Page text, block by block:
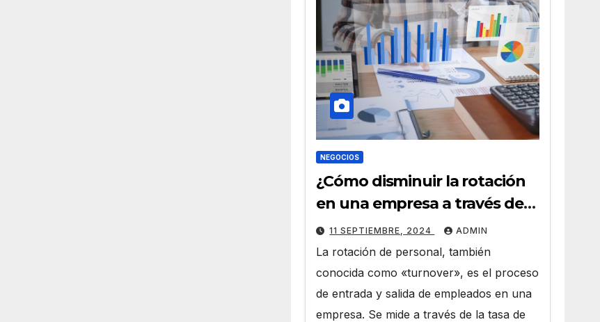
NEGOCIOS
¿Cómo disminuir la rotación
en una empresa a través de
HR Analytics?
11 SEPTIEMBRE, 2024 ADMIN
La rotación de personal, también
conocida como «turnover», es el proceso
de entrada y salida de empleados en una
empresa. Se mide a través de la tasa de